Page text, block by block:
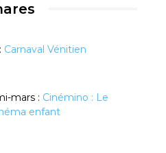
Carnaval Vénitien
mars : Cinémino : Le
enfant